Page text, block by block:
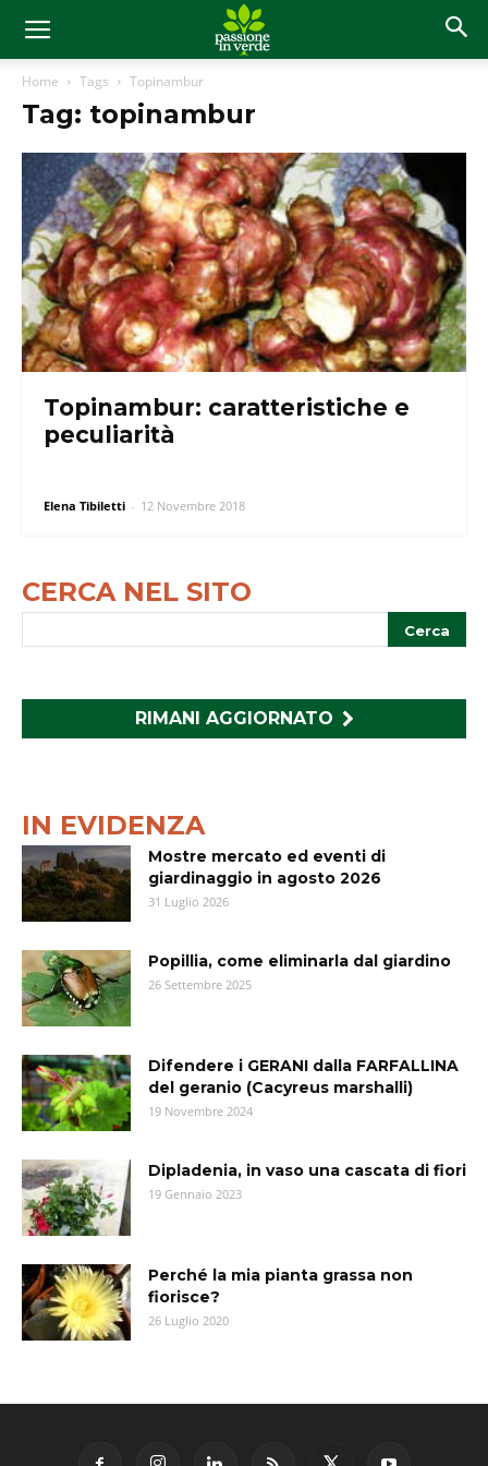
Home Tags Topinambur
Tag: topinambur
Topinambur: caratteristiche e
peculiarità
Elena Tibiletti - 12 Novembre 2018
CERCA NEL SITO
RIMANI AGGIORNATO
IN EVIDENZA
Mostre mercato ed eventi di
giardinaggio in agosto 2026
31 Luglio 2026
Popillia, come eliminarla dal giardino
26 Settembre 2025
Difendere i GERANI dalla FARFALLINA
del geranio (Cacyreus marshalli)
19 Novembre 2024
Dipladenia, in vaso una cascata di fiori
19 Gennaio 2023
Perché la mia pianta grassa non
fiorisce?
26 Luglio 2020